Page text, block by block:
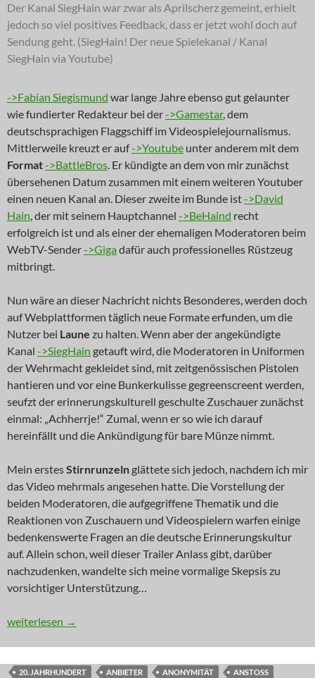
Der Kanal SiegHain war zwar als Aprilscherz gemeint, erhielt
jedoch so viel positives Feedback, dass er jetzt wohl doch auf
Sendung geht. (SiegHain! Der neue Spielekanal / Kanal
SiegHain via Youtube)
->Fabian Siegismund war lange Jahre ebenso gut gelaunter
wie fundierter Redakteur bei der->Gamestar, dem
deutschsprachigen Flaggschiff im Videospielejournalismus.
Mittlerweile kreuzt er auf->Youtube unter anderem mit dem
Format->BattleBros. Er kündigte an dem von mir zunächst
übersehenen Datum zusammen mit einem weiteren Youtuber
einen neuen Kanal an. Dieser zweite im Bunde ist->David
Hain, der mit seinem Hauptchannel ->BeHaind recht
erfolgreich ist und als einer der ehemaligen Moderatoren beim
WebTV-Sender->Gigadafür auch professionelles Rüstzeug
mitbringt.
Nun wäre an dieser Nachricht nichts Besonderes, werden doch
auf Webplattformen täglich neue Formate erfunden, um die
Nutzer bei Laune zu halten. Wenn aber der angekündigte
Kanal ->SiegHain getauft wird, die Moderatoren in Uniformen
der Wehrmacht gekleidet sind, mit zeitgenössischen Pistolen
hantieren und vor eine Bunkerkulisse gegreenscreent werden,
seufzt der erinnerungskulturell geschulte Zuschauer zunächst
einmal: „Achherrje!“ Zumal, wenn er so wie ich darauf
hereinfällt und die Ankündigung für bare Münze nimmt.
Mein erstesStirnrunzeln glättete sich jedoch, nachdem ich mir
das Video mehrmals angesehen hatte. Die Vorstellung der
beiden Moderatoren, die aufgegriffene Thematik und die
Reaktionen von Zuschauern und Videospielern warfen einige
bedenkenswerte Fragen an die deutsche Erinnerungskultur
auf. Allein schon, weil dieser Trailer Anlass gibt, darüber
nachzudenken, wandelte sich meine vormalige Skepsis zu
vorsichtiger Unterstützung…
KOMMENTAR: Bunkermentalitäten
weiterlesen →
20. JAHRHUNDERT ANBIETER ANONYMITÄT
ANSTOSS